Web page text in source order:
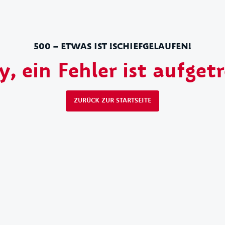
500 – ETWAS IST !SCHIEFGELAUFEN!
ein Fehler ist
ZURÜCK ZUR STARTSEITE